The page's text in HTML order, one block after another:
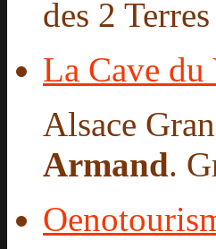
des 2
La Cave
Alsace
Armand.